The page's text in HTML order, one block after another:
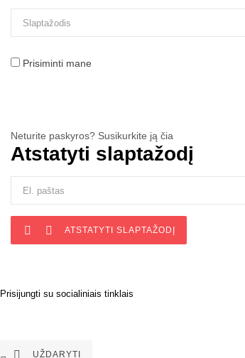
Prisiminti mane
Neturite paskyros? Susikurkite ją čia
Atstatyti slaptažodį
  ATSTATYTI SLAPTAŽODĮ
Prisijungti su socialiniais tinklais
 UŽDARYTI